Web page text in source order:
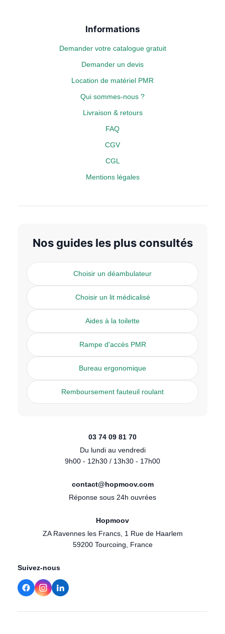
Informations
Demander votre catalogue gratuit
Demander un devis
Location de matériel PMR
Qui sommes-nous ?
Livraison & retours
FAQ
CGV
CGL
Mentions légales
Nos guides les plus consultés
Choisir un déambulateur
Choisir un lit médicalisé
Aides à la toilette
Rampe d'accès PMR
Bureau ergonomique
Remboursement fauteuil roulant
03 74 09 81 70
Du lundi au vendredi
9h00 - 12h30 / 13h30 - 17h00
contact@hopmoov.com
Réponse sous 24h ouvrées
Hopmoov
ZA Ravennes les Francs, 1 Rue de Haarlem
59200 Tourcoing, France
Suivez-nous